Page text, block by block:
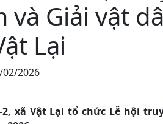
và Giải vật
Lại
02/2026
2, xã Vật Lại tổ chức Lễ hội